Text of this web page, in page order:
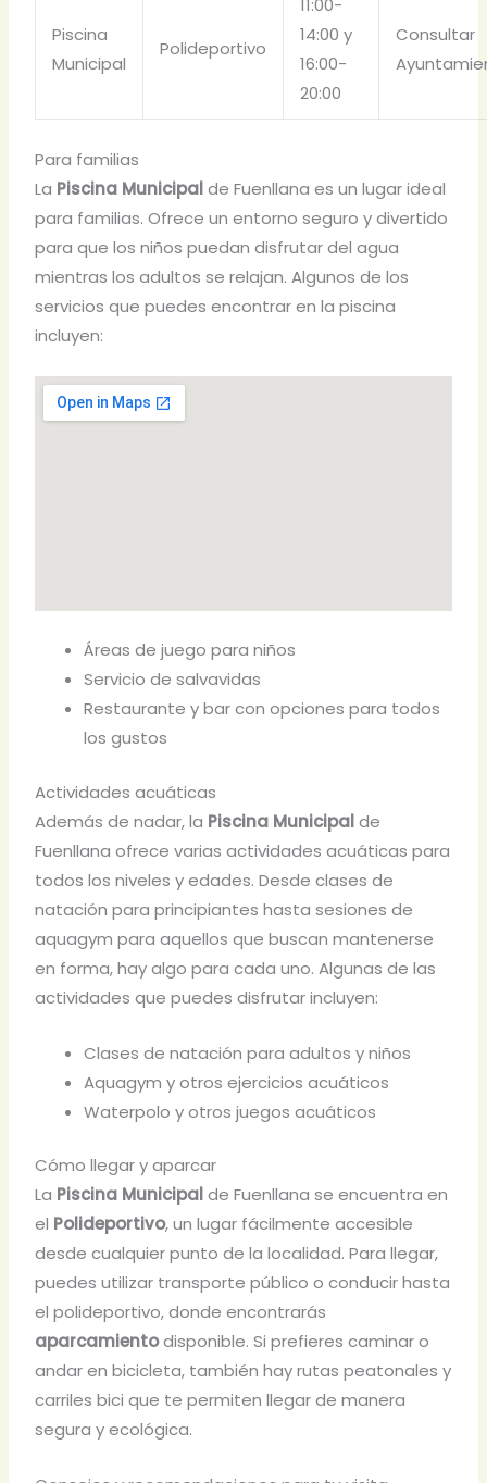
Piscina
Municipal
Polideportivo
11:00-
14:00 y
16:00-
20:00
Consultar
Para familias
La Piscina Municipal de Fuenllana es un lugar ideal
para familias. Ofrece un entorno seguro y divertido
para que los niños puedan disfrutar del agua
mientras los adultos se relajan. Algunos de los
servicios que puedes encontrar en la piscina
incluyen:
Áreas de juego para niños
Servicio de salvavidas
Restaurante y bar con opciones para todos
los gustos
Actividades acuáticas
Además de nadar, la Piscina Municipalde
Fuenllana ofrece varias actividades acuáticas para
todos los niveles y edades. Desde clases de
natación para principiantes hasta sesiones de
aquagym para aquellos que buscan mantenerse
en forma, hay algo para cada uno. Algunas de las
actividades que puedes disfrutar incluyen:
Clases de natación para adultos y niños
Aquagym y otros ejercicios acuáticos
Waterpolo y otros juegos acuáticos
Cómo llegar y aparcar
La Piscina Municipalde Fuenllana se encuentra en
el Polideportivo, un lugar fácilmente accesible
desde cualquier punto de la localidad. Para llegar,
puedes utilizar transporte público o conducir hasta
el polideportivo, donde encontrarás
aparcamientodisponible. Si prefieres caminar o
andar en bicicleta, también hay rutas peatonales y
carriles bici que te permiten llegar de manera
segura y ecológica.